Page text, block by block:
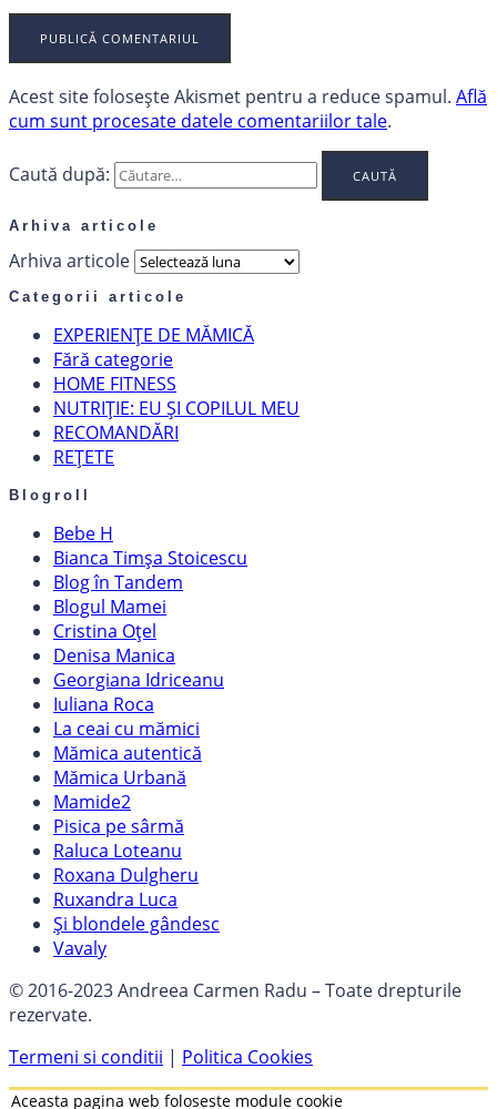
Acest site folosește Akismet pentru a reduce spamul. Află
cum sunt procesate datele comentariilor tale.
Caută după:
Arhiva articole
Arhiva articole
Categorii articole
EXPERIENȚE DE MĂMICĂ
Fără categorie
HOME FITNESS
NUTRIȚIE: EU ȘI COPILUL MEU
RECOMANDĂRI
REȚETE
Blogroll
Bebe H
Bianca Timșa Stoicescu
Blog în Tandem
Blogul Mamei
Cristina Oțel
Denisa Manica
Georgiana Idriceanu
Iuliana Roca
La ceai cu mămici
Mămica autentică
Mămica Urbană
Mamide2
Pisica pe sârmă
Raluca Loteanu
Roxana Dulgheru
Ruxandra Luca
Și blondele gândesc
Vavaly
© 2016-2023 Andreea Carmen Radu – Toate drepturile
rezervate.
Termeni si conditii | Politica Cookies
Aceasta pagina web foloseste module cookie